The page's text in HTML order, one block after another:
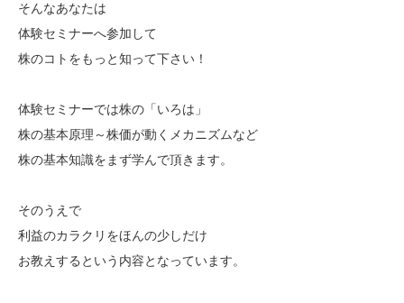
そんなあなたは
体験セミナーへ参加して
株のコトをもっと知って下さい！
体験セミナーでは株の「いろは」
株の基本原理～株価が動くメカニズムなど
株の基本知識をまず学んで頂きます。
そのうえで
利益のカラクリをほんの少しだけ
お教えするという内容となっています。